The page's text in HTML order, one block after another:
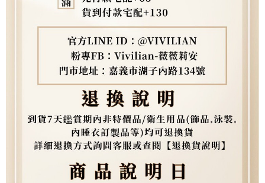
時審查核予不同之上限額度；若仍有額度不足之情形，本公司將視審查結果
請求用戶進行身份認證。
５．嚴禁一人註冊多個帳號或使用他人資訊註冊。若發現惡意使用之情形，
恩沛科技股份有限公司將有權停止該用戶之使用額度並採取法律行動。